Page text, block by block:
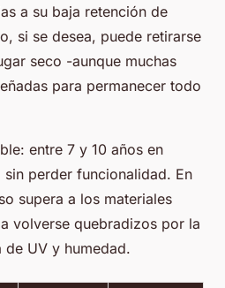
a su baja retención de
si se desea, puede retirarse
seco -aunque muchas
para permanecer todo
entre 7 y 10 años en
perder funcionalidad. En
supera a los materiales
volverse quebradizos por la
UV y humedad.